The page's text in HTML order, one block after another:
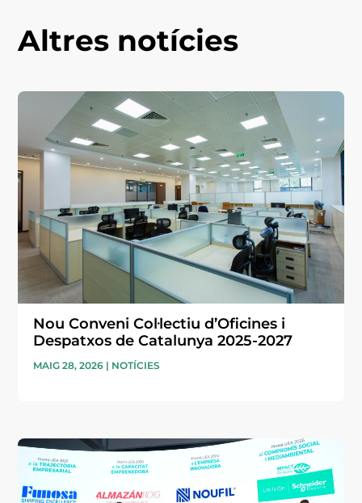
Altres notícies
Nou Conveni Col·lectiu d’Oficines i
Despatxos de Catalunya 2025-2027
MAIG 28, 2026 | NOTÍCIES